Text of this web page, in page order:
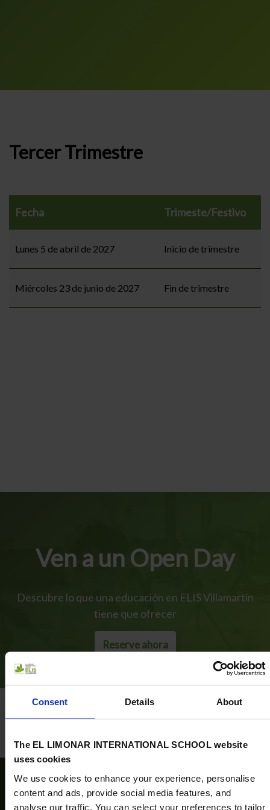
Consent Details About
The EL LIMONAR INTERNATIONAL SCHOOL website
uses cookies
We use cookies to enhance your experience, personalise
content and ads, provide social media features, and
analyse our traffic. You can select your preferences to tailor
Tercer Trimestre
Fecha Trimeste/Festivo
Lunes 5 de abril de 2027 Inicio de trimestre
Miércoles 23 de junio de 2027 Fin de trimestre
Ven a un Open Day
Descubre lo que una educación en ELIS Villamartín
tiene que ofrecer
Reserve ahora
Inicia una experiencia de